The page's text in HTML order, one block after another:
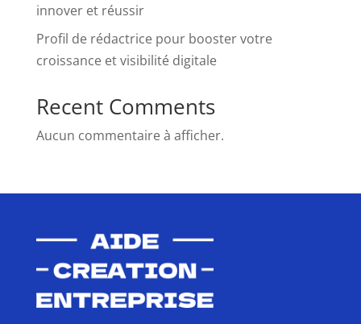
innover et réussir
Profil de rédactrice pour booster votre
croissance et visibilité digitale
Recent Comments
Aucun commentaire à afficher.